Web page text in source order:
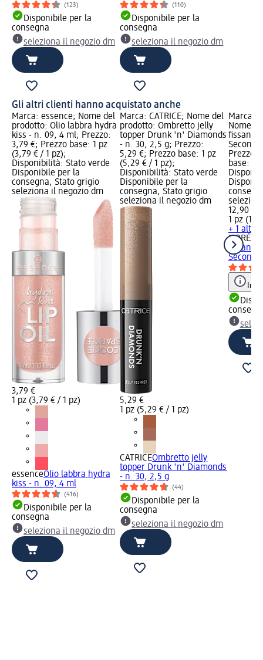
(123)
Disponibile per la
consegna
seleziona il negozio dm
(110)
Disponibile per la
consegna
seleziona il negozio dm
Gli altri clienti hanno acquistato anche
Marca: essence; Nome del
prodotto: Olio labbra hydra
kiss - n. 09, 4 ml; Prezzo:
3,79 €; Prezzo base: 1 pz
(3,79 € / 1 pz);
Disponibilità: Stato verde
Disponibile per la
consegna, Stato grigio
seleziona il negozio dm
3,79 €
1 pz (3,79 € / 1 pz)
essenceOlio labbra hydra
kiss - n. 09, 4 ml
(416)
Disponibile per la
consegna
seleziona il negozio dm
Marca: CATRICE; Nome del
prodotto: Ombretto jelly
topper Drunk 'n' Diamonds
- n. 30, 2,5 g; Prezzo:
5,29 €; Prezzo base: 1 pz
(5,29 € / 1 pz);
Disponibilità: Stato verde
Disponibile per la
consegna, Stato grigio
seleziona il negozio dm
5,29 €
1 pz (5,29 € / 1 pz)
CATRICEOmbretto jelly
topper Drunk 'n' Diamonds
- n. 30, 2,5 g
(44)
Disponibile per la
consegna
seleziona il negozio dm
Marca:
Nome
fissante
Second
Prezzo:
base: 1
12,90 €
1 pz
+ 1 altra
L'ORÉAL